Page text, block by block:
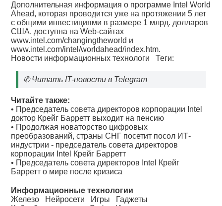
Дополнительная информация о программе Intel World
Ahead, которая проводится уже на протяжении 5 лет
с общими инвестициями в размере 1 млрд. долларов
США, доступна на Web-сайтах
www.intel.com/changingtheworld и
www.intel.com/intel/worldahead/index.htm.
Новости информационных технологи Теги:
✆Читать IT-новости в Telegram
Читайте также:
• Председатель совета директоров корпорации Intel
доктор Крейг Барретт выходит на пенсию
• Продолжая новаторство цифровых
преобразований, страны СНГ посетит посол ИТ-
индустрии - председатель совета директоров
корпорации Intel Крейг Барретт
• Председатель совета директоров Intel Крейг
Барретт о мире после кризиса
Информационные технологии
Железо
Нейросети Игры
Гаджеты